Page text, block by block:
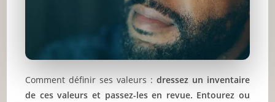
Comment définir ses valeurs : dressez un inventaire
de ces valeurs et passez-les en revue. Entourez ou